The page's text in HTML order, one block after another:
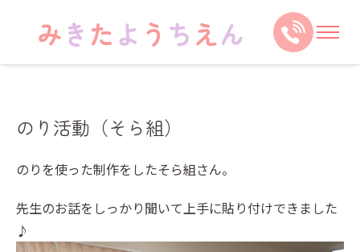
のり活動（そら組）
のりを使った制作をしたそら組さん。
先生のお話をしっかり聞いて上手に貼り付けできました
♪